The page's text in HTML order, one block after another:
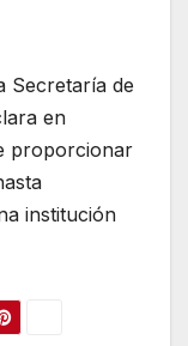
Secretaría de
en
proporcionar
institución